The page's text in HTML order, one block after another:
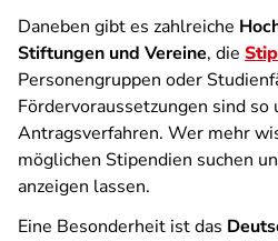
Daneben gibt es zahlreiche
Stiftungen und Vereine, die
Personengruppen oder
Fördervoraussetzungen sind
Antragsverfahren. Wer mehr
möglichen Stipendien suchen
anzeigen lassen.
Eine Besonderheit ist das